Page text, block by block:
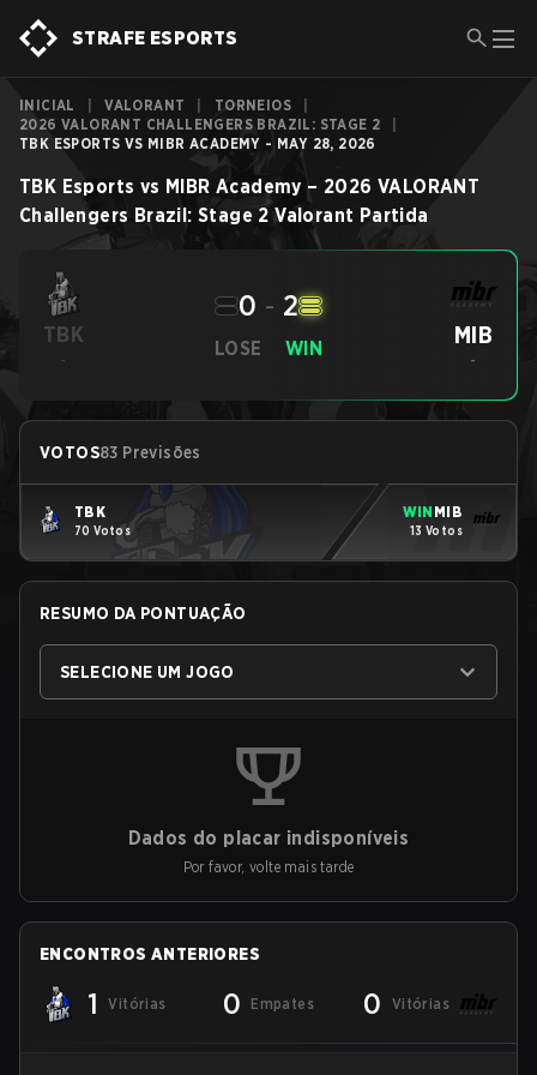
STRAFE ESPORTS
INICIAL VALORANT TORNEIOS
2026 VALORANT CHALLENGERS BRAZIL: STAGE 2
TBK ESPORTS VS MIBR ACADEMY - MAY 28, 2026
TBK Esports vs MIBR Academy – 2026 VALORANT
Challengers Brazil: Stage 2 Valorant Partida
TBK
-
LOSE
0 - 2
WIN MIB
-
VOTOS83 Previsões
TBK
70 Votos
WIN MIB
13 Votos
RESUMO DA PONTUAÇÃO
SELECIONE UM JOGO
Dados do placar indisponíveis
Por favor, volte mais tarde
ENCONTROS ANTERIORES
1 Vitórias 0 Empates 0 Vitórias